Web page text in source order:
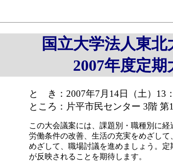
国立大学法人東
2007年度定
と き：2007年7月14日（土）13
ところ：片平市民センター 3階 第
この大会議案には、課題別・職種別に経
労働条件の改善、生活の充実をめざし
めざして、職場討議を進めましょう。
が反映されることを期待します。